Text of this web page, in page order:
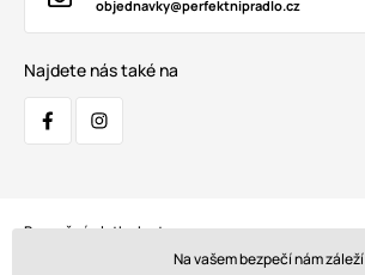
objednavky@perfektnipradlo.cz
Najdete nás také na
Bezpečná platba kartou:
Na vašem bezpečí nám záleží